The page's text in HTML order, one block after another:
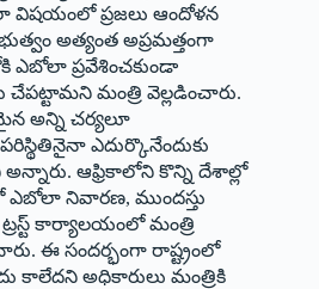
ప్రజలు ఆందోళన
అత్యంత అప్రమత్తంగా
ఎబోలా ప్రవేశించకుండా
చేపట్టామని మంత్రి వెల్లడించారు.
అన్ని చర్యలూ
ఎదుర్కొనేందుకు
అన్నారు. ఆఫ్రికాలోని కొన్ని దేశాల్లో
ఎబోలా నివారణ, ముందస్తు
ట్రస్ట్ కార్యాలయంలో మంత్రి
ఈ సందర్భంగా రాష్ట్రంలో
కాలేదని అధికారులు మంత్రికి